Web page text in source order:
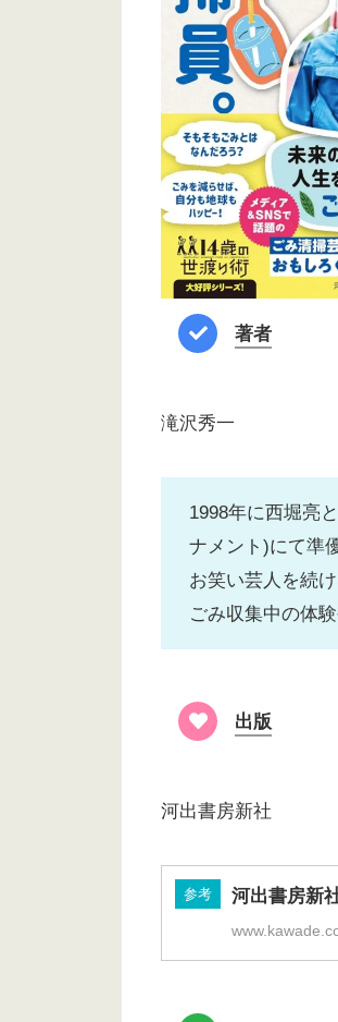
著者
滝沢秀一
1998年に西堀亮
ナメント)にて準
お笑い芸人を続
ごみ収集中の体
出版
河出書房新社
参考 河出書房新